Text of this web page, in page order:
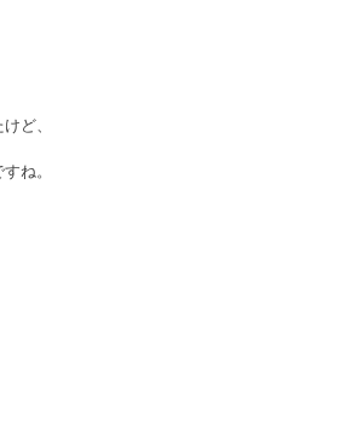
ど、
ね。